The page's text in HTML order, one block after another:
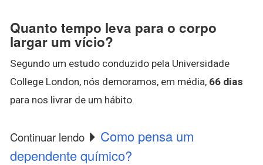
Quanto tempo leva para o corpo
largar um vício?
Segundo um estudo conduzido pela Universidade
College London, nós demoramos, em média, 66 dias
para nos livrar de um hábito.
Continuar lendo
Como pensa um
dependente químico?